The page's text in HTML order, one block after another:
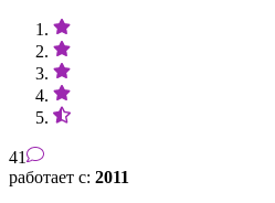
41
работает с: 2011